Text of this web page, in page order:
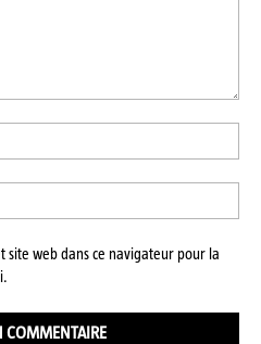
web dans ce navigateur pour la